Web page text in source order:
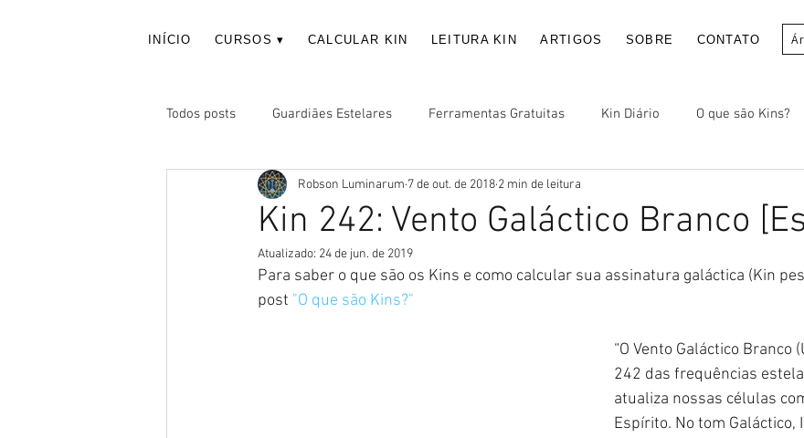
INÍCIO CURSOS ▾ CALCULAR KIN LEITURA KIN ARTIGOS SOBRE CONTATO
Todos posts Guardiães Estelares Ferramentas Gratuitas Kin Diário O que são Kins?
Kin 242: Vento Galáctico Branco
Robson Luminarum 7 de out. de 2018 2 min de leitura
Atualizado: 24 de jun. de 2019
Para saber o que são os Kins e como calcular sua assinatura galáctica (Kin
post "O que são Kins?"
“O Vento Galáctico Branco
242 das frequências
atualiza nossas células
Espírito. No tom Galáctico,